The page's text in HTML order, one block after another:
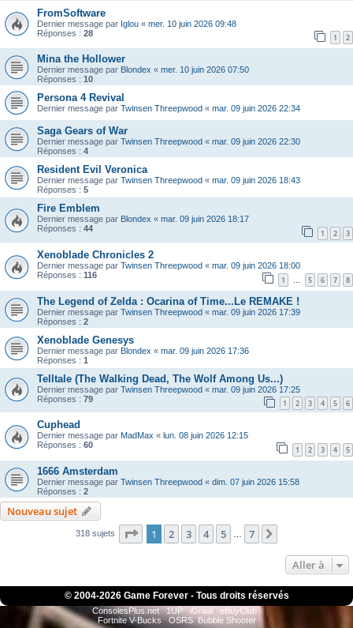
FromSoftware
Dernier message par Iglou « mer. 10 juin 2026 09:48
Réponses : 28 1 2
Mina the Hollower
Dernier message par Blondex « mer. 10 juin 2026 07:50
Réponses : 10
Persona 4 Revival
Dernier message par Twinsen Threepwood « mar. 09 juin 2026 22:34
Saga Gears of War
Dernier message par Twinsen Threepwood « mar. 09 juin 2026 22:30
Réponses : 4
Resident Evil Veronica
Dernier message par Twinsen Threepwood « mar. 09 juin 2026 18:43
Réponses : 5
Fire Emblem
Dernier message par Blondex « mar. 09 juin 2026 18:17
Réponses : 44 1 2 3
Xenoblade Chronicles 2
Dernier message par Twinsen Threepwood « mar. 09 juin 2026 18:00
Réponses : 116 1 … 5 6 7 8
The Legend of Zelda : Ocarina of Time...Le REMAKE !
Dernier message par Twinsen Threepwood « mar. 09 juin 2026 17:39
Réponses : 2
Xenoblade Genesys
Dernier message par Blondex « mar. 09 juin 2026 17:36
Réponses : 1
Telltale (The Walking Dead, The Wolf Among Us...)
Dernier message par Twinsen Threepwood « mar. 09 juin 2026 17:25
Réponses : 79 1 2 3 4 5 6
Cuphead
Dernier message par MadMax « lun. 08 juin 2026 12:15
Réponses : 60 1 2 3 4 5
1666 Amsterdam
Dernier message par Twinsen Threepwood « dim. 07 juin 2026 15:58
Réponses : 2
Nouveau sujet
318 sujets Page 1sur7
1 2 3 4 5 7
Aller à
© 2004-2026 Game Forever - Tous droits réservés
ConsolesPlus.net 1UP iGraal
eBuyClub
Fortnite V-Bucks
OSRS Bubble Shooter